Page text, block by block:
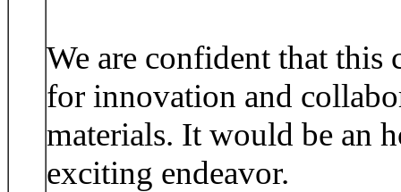
We are confident that this
for innovation and
materials. It would be an
exciting endeavor.